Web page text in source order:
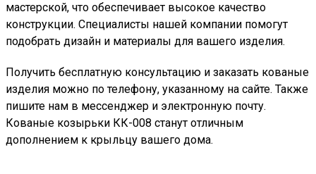
мастерской, что обеспечивает высокое качество
конструкции. Специалисты нашей компании помогут
подобрать дизайн и материалы для вашего изделия.
Получить бесплатную консультацию и заказать кованые
изделия можно по телефону, указанному на сайте. Также
пишите нам в мессенджер и электронную почту.
Кованые козырьки КК-008 станут отличным
дополнением к крыльцу вашего дома.